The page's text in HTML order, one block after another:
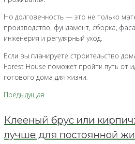
Но долговечность — это не только
производство, фундамент, сборка,
инженерия и регулярный уход.
Если вы планируете строительство
Forest House поможет пройти путь от
готового дома для жизни.
Навигация
по
записям
Предыдущая
Предыдущая
Клееный брус или
лучше для постоянной